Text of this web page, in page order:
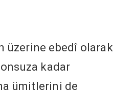
üzerine ebedî olarak
kadar
ümitlerini de